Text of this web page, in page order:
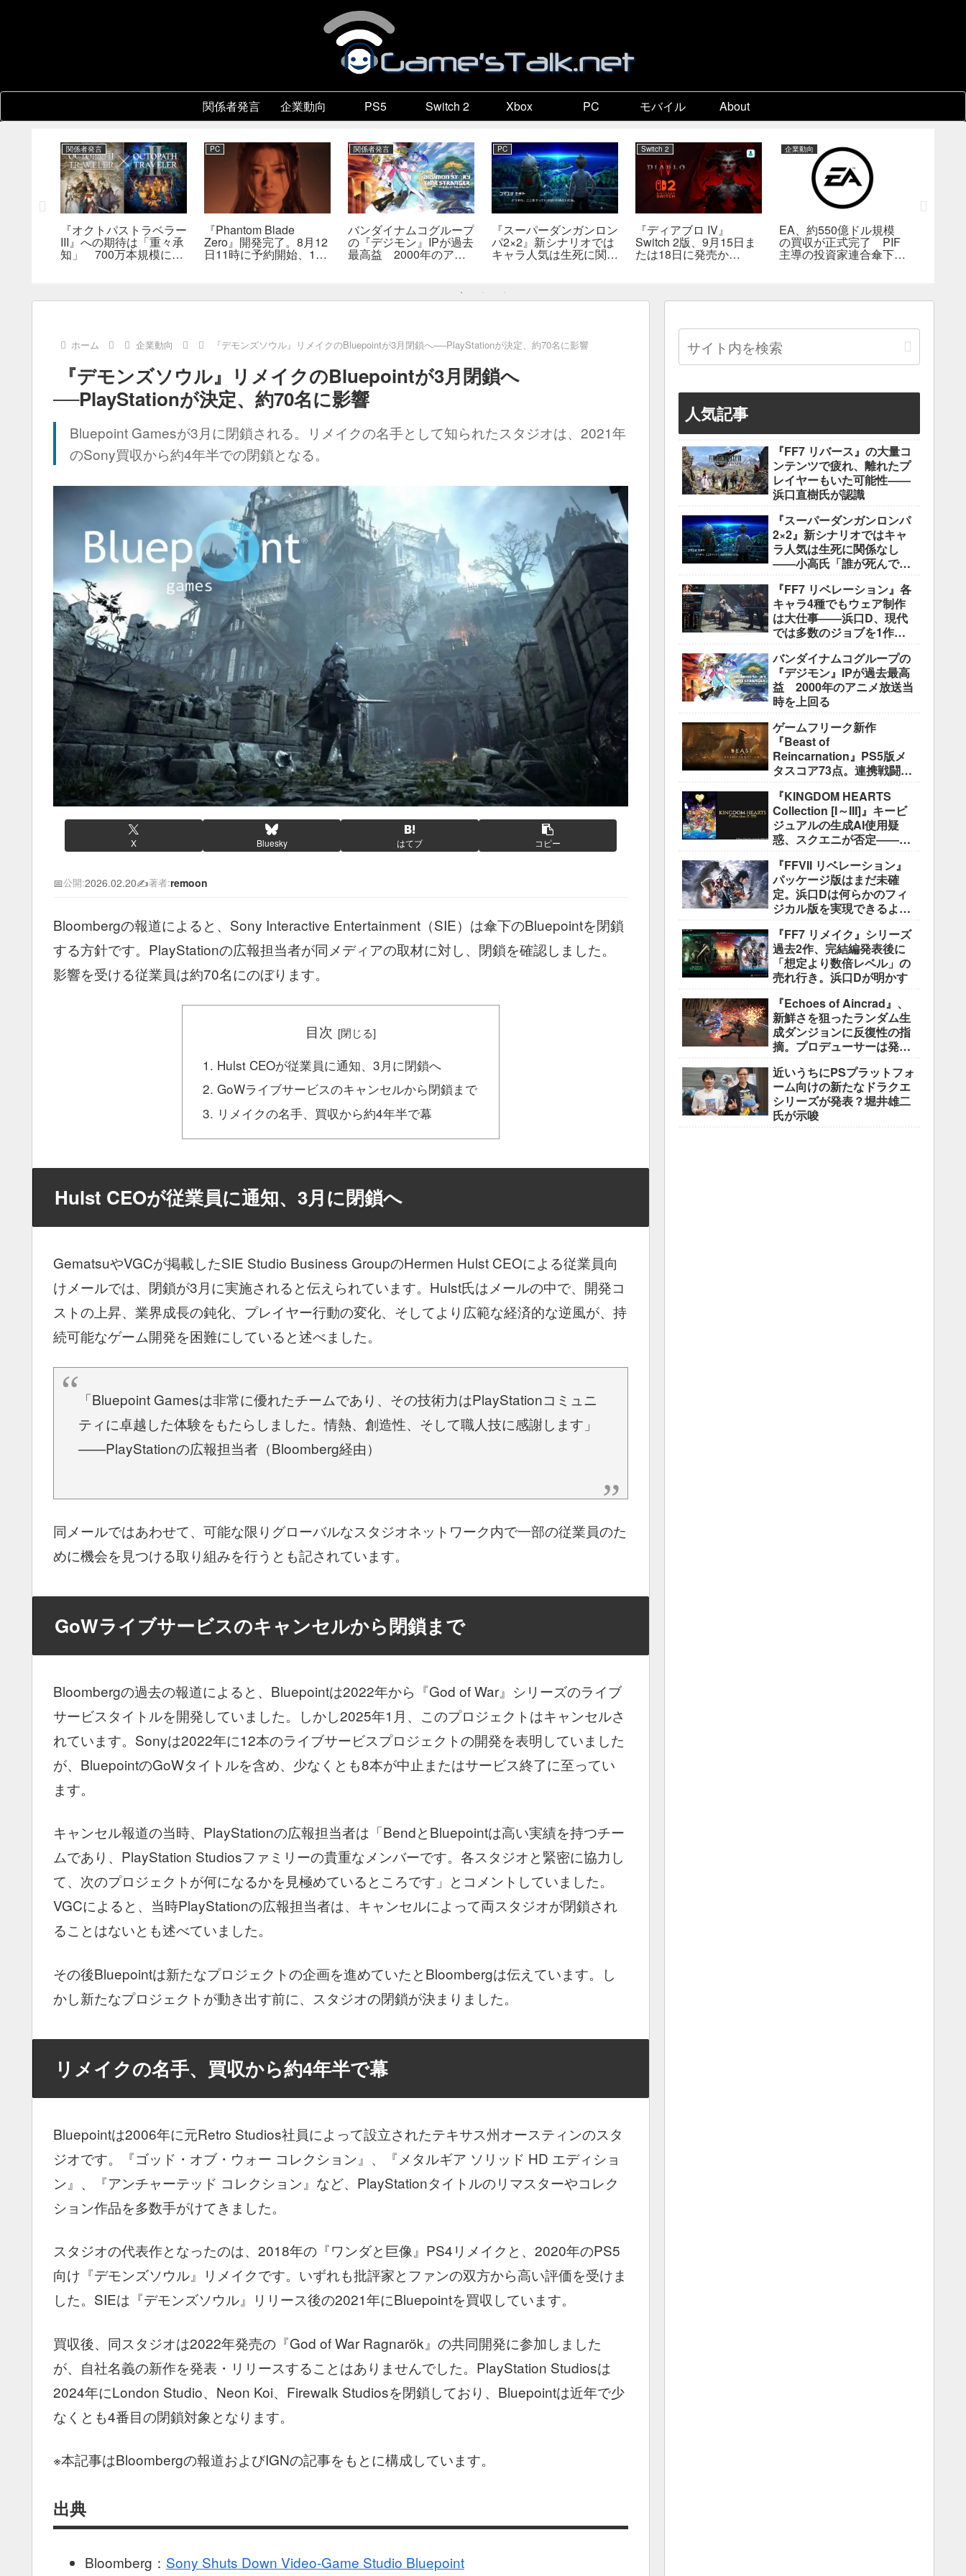
関係者発言 企業動向 PS5 Switch 2 Xbox PC モバイル About
関係者発言
『オクトパストラベラー
III』への期待は「重々承
知」 700万本規模に成
PC
『Phantom Blade
Zero』開発完了。8月12
日11時に予約開始、11
関係者発言
バンダイナムコグループ
の『デジモン』IPが過去
最高益 2000年のアニ
PC
『スーパーダンガンロン
パ2×2』新シナリオでは
キャラ人気は生死に関係
らないで」
Switch 2
『ディアブロ IV』
Switch 2版、9月15日ま
たは18日に発売か
企業動向
EA、約550億ドル規模
の買収が正式完了 PIF
主導の投資家連合傘下で
満
ホーム 企業動向 『デモンズソウル』リメイクのBluepointが3月閉鎖へ──PlayStationが決定、約70名に影響
『デモンズソウル』リメイクのBluepointが3月閉鎖へ
──PlayStationが決定、約70名に影響
Bluepoint Gamesが3月に閉鎖される。リメイクの名手として知られたスタジオは、2021年
のSony買収から約4年半での閉鎖となる。
X Bluesky はてブ コピー
📅公開:2026.02.20✍️著者:remoon
Bloombergの報道によると、Sony Interactive Entertainment（SIE）は傘下のBluepointを閉鎖
する方針です。PlayStationの広報担当者が同メディアの取材に対し、閉鎖を確認しました。
影響を受ける従業員は約70名にのぼります。
目次
Hulst CEOが従業員に通知、3月に閉鎖へ
GoWライブサービスのキャンセルから閉鎖まで
リメイクの名手、買収から約4年半で幕
Hulst CEOが従業員に通知、3月に閉鎖へ
GematsuやVGCが掲載したSIE Studio Business GroupのHermen Hulst CEOによる従業員向
けメールでは、閉鎖が3月に実施されると伝えられています。Hulst氏はメールの中で、開発コ
ストの上昇、業界成長の鈍化、プレイヤー行動の変化、そしてより広範な経済的な逆風が、持
続可能なゲーム開発を困難にしていると述べました。
「Bluepoint Gamesは非常に優れたチームであり、その技術力はPlayStationコミュニ
ティに卓越した体験をもたらしました。情熱、創造性、そして職人技に感謝します」
——PlayStationの広報担当者（Bloomberg経由）
同メールではあわせて、可能な限りグローバルなスタジオネットワーク内で一部の従業員のた
めに機会を見つける取り組みを行うとも記されています。
GoWライブサービスのキャンセルから閉鎖まで
Bloombergの過去の報道によると、Bluepointは2022年から『God of War』シリーズのライブ
サービスタイトルを開発していました。しかし2025年1月、このプロジェクトはキャンセルさ
れています。Sonyは2022年に12本のライブサービスプロジェクトの開発を表明していました
が、BluepointのGoWタイトルを含め、少なくとも8本が中止またはサービス終了に至ってい
ます。
キャンセル報道の当時、PlayStationの広報担当者は「BendとBluepointは高い実績を持つチー
ムであり、PlayStation Studiosファミリーの貴重なメンバーです。各スタジオと緊密に協力し
て、次のプロジェクトが何になるかを見極めているところです」とコメントしていました。
VGCによると、当時PlayStationの広報担当者は、キャンセルによって両スタジオが閉鎖され
ることはないとも述べていました。
その後Bluepointは新たなプロジェクトの企画を進めていたとBloombergは伝えています。し
かし新たなプロジェクトが動き出す前に、スタジオの閉鎖が決まりました。
リメイクの名手、買収から約4年半で幕
Bluepointは2006年に元Retro Studios社員によって設立されたテキサス州オースティンのスタ
ジオです。『ゴッド・オブ・ウォー コレクション』、『メタルギア ソリッド HD エディショ
ン』、『アンチャーテッド コレクション』など、PlayStationタイトルのリマスターやコレク
ション作品を多数手がけてきました。
スタジオの代表作となったのは、2018年の『ワンダと巨像』PS4リメイクと、2020年のPS5
向け『デモンズソウル』リメイクです。いずれも批評家とファンの双方から高い評価を受けま
した。SIEは『デモンズソウル』リリース後の2021年にBluepointを買収しています。
買収後、同スタジオは2022年発売の『God of War Ragnarök』の共同開発に参加しました
が、自社名義の新作を発表・リリースすることはありませんでした。PlayStation Studiosは
2024年にLondon Studio、Neon Koi、Firewalk Studiosを閉鎖しており、Bluepointは近年で少
なくとも4番目の閉鎖対象となります。
※本記事はBloombergの報道およびIGNの記事をもとに構成しています。
出典
Bloomberg： Sony Shuts Down Video-Game Studio Bluepoint
人気記事
『FF7 リバース』の大量コ
ンテンツで疲れ、離れたプ
レイヤーもいた可能性――
浜口直樹氏が認識
『スーパーダンガンロンパ
2×2』新シナリオではキャ
ラ人気は生死に関係なし
――小高氏「誰が死んでも
で」
『FF7 リベレーション』各
キャラ4種でもウェア制作
は大仕事――浜口D、現代
では多数のジョブを1作に
説明
バンダイナムコグループの
『デジモン』IPが過去最高
益 2000年のアニメ放送当
時を上回る
ゲームフリーク新作
『Beast of
Reincarnation』PS5版メ
タスコア73点。連携戦闘は
き”には不満
『KINGDOM HEARTS
Collection [I～III]』キービ
ジュアルの生成AI使用疑
惑、スクエニが否定――不
ス」
『FFVII リベレーション』
パッケージ版はまだ未確
定。浜口Dは何らかのフィ
ジカル版を実現できるよう
『FF7 リメイク』シリーズ
過去2作、完結編発表後に
「想定より数倍レベル」の
売れ行き。浜口Dが明かす
『Echoes of Aincrad』、
新鮮さを狙ったランダム生
成ダンジョンに反復性の指
摘。プロデューサーは発売
近いうちにPSプラットフォ
ーム向けの新たなドラクエ
シリーズが発表？堀井雄二
氏が示唆